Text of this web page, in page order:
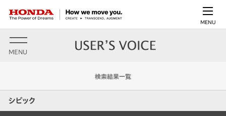
MENU
MENU
検索結果一覧
シビック